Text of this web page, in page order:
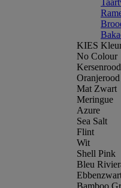
KIES
No Colour
Kersenrood
Oranjerood
Mat Zwart
Meringue
Azure
Sea Salt
Flint
Wit
Shell Pink
Bleu
Bamboo